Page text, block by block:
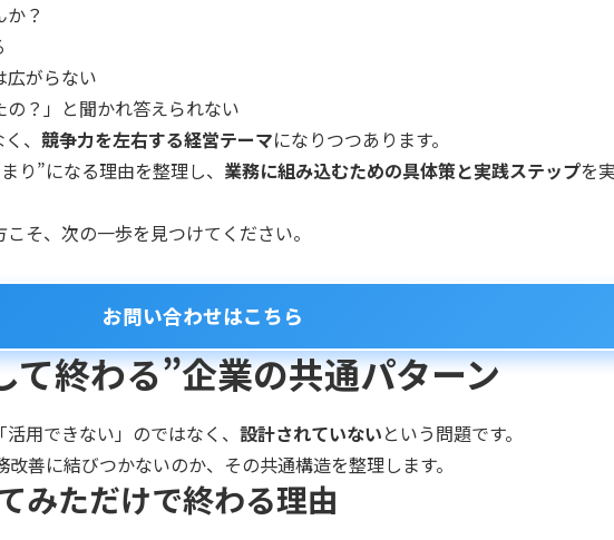
？
広がらない
？」と聞かれ答えられない
、 競争力を左右する経営テーマになりつつあります。
り”になる理由を整理し、 業務に組み込むための具体策と実践ステップを
そ、次の一歩を見つけてください。
お問い合わせはこちら
て終わる”企業の共通パターン
用できない」のではなく、 設計されていないという問題です。
善に結びつかないのか、その共通構造を整理します。
みただけで終わる理由